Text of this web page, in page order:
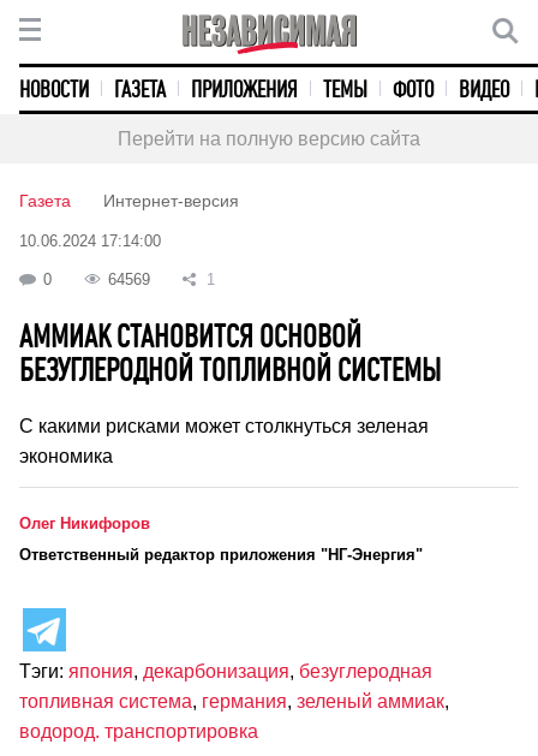
НОВОСТИ ГАЗЕТА ПРИЛОЖЕНИЯ ТЕМЫ ФОТО ВИДЕО
Перейти на полную версию сайта
Газета Интернет-версия
10.06.2024 17:14:00
0 64569 1
АММИАК СТАНОВИТСЯ ОСНОВОЙ
БЕЗУГЛЕРОДНОЙ ТОПЛИВНОЙ СИСТЕМЫ
С какими рисками может столкнуться зеленая
экономика
Олег Никифоров
Ответственный редактор приложения "НГ-Энергия"
Тэги: япония, декарбонизация, безуглеродная
топливная система, германия, зеленый аммиак,
водород. транспортировка